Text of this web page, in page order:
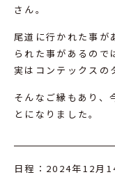
さん。
尾道に行かれた事が
られた事があるので
実はコンテックスの
そんなご縁もあり、
とになりました。
日程：2024年12月